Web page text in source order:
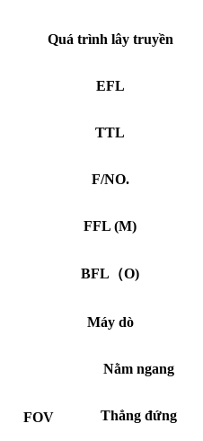
Quá trình lây truyền
EFL
TTL
F/NO.
FFL (M)
BFL（O)
Máy dò
FOV
Nằm ngang
Thẳng đứng